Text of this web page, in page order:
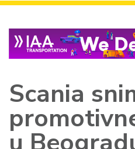
Scania